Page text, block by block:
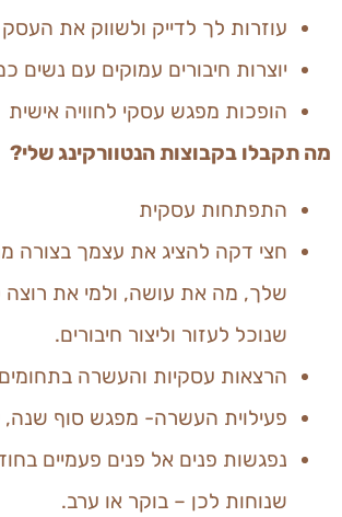
עוזרות לך לדייק ולשווק את
יוצרות חיבורים עמוקים עם נשים
הופכות מפגש עסקי לחוויה אישית
מה תקבלו בקבוצות הנטוורקינג שלי?
התפתחות עסקית
חצי דקה להציג את עצמך בצורה
שלך, מה את עושה, ולמי את רוצה
שנוכל לעזור וליצור חיבורים.
הרצאות עסקיות והעשרה בתחומים
פעילוית העשרה- מפגש סוף שנה,
נפגשות פנים אל פנים פעמיים
שנוחות לכן – בוקר או ערב.